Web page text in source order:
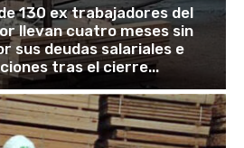
130 ex trabajadores del
llevan cuatro meses sin
sus deudas salariales e
tras el cierre...